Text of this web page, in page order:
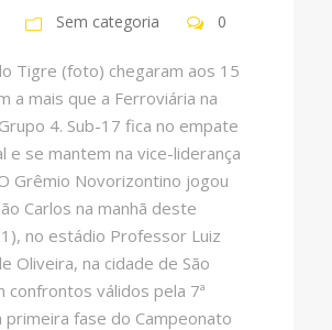
Sem categoria 0
Tigre (foto) chegaram aos 15
a mais que a Ferroviária na
4. Sub-17 fica no empate
e se mantem na vice-liderança
Grêmio Novorizontino jogou
Carlos na manhã deste
no estádio Professor Luiz
Oliveira, na cidade de São
confrontos válidos pela 7ª
primeira fase do Campeonato